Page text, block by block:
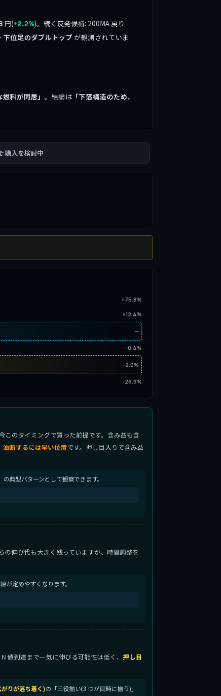
円(+2.2%)。続く反発候補: 200MA 戻り
位足のダブルトップ が観測されていま
料が同居」 。結論は 「下落構造のため、
購入を検討中
+75.8%
+12.4%
─
-0.4%
-2.0%
-26.9%
このタイミングで買った前提です。含み益も含
油断するには早い位置です。押し目入りで含み益
典型パターンとして観察できます。
の伸び代も大きく残っていますが、時間調整を
が定めやすくなります。
値到達まで一気に伸びる可能性は低く、 押し目
りが落ち着く)の「三役揃い(3 つが同時に揃う)」